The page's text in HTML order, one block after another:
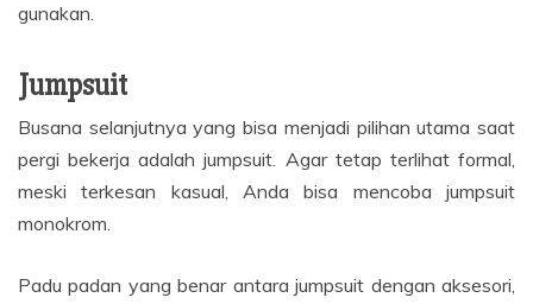
gunakan.
Jumpsuit
Busana selanjutnya yang bisa menjadi pilihan utama saat
pergi bekerja adalah jumpsuit. Agar tetap terlihat formal,
meski terkesan kasual, Anda bisa mencoba jumpsuit
monokrom.
Padu padan yang benar antara jumpsuit dengan aksesori,